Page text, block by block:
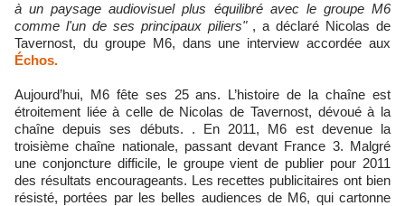
à un paysage audiovisuel plus équilibré avec le groupe M6
comme l'un de ses principaux piliers", a déclaré Nicolas de
Tavernost, du groupe M6, dans une interview accordée aux
Échos.
Aujourd’hui, M6 fête ses 25 ans. L’histoire de la chaîne est
étroitement liée à celle de Nicolas de Tavernost, dévoué à la
chaîne depuis ses débuts. . En 2011, M6 est devenue la
troisième chaîne nationale, passant devant France 3. Malgré
une conjoncture difficile, le groupe vient de publier pour 2011
des résultats encourageants. Les recettes publicitaires ont bien
résisté, portées par les belles audiences de M6, qui cartonne